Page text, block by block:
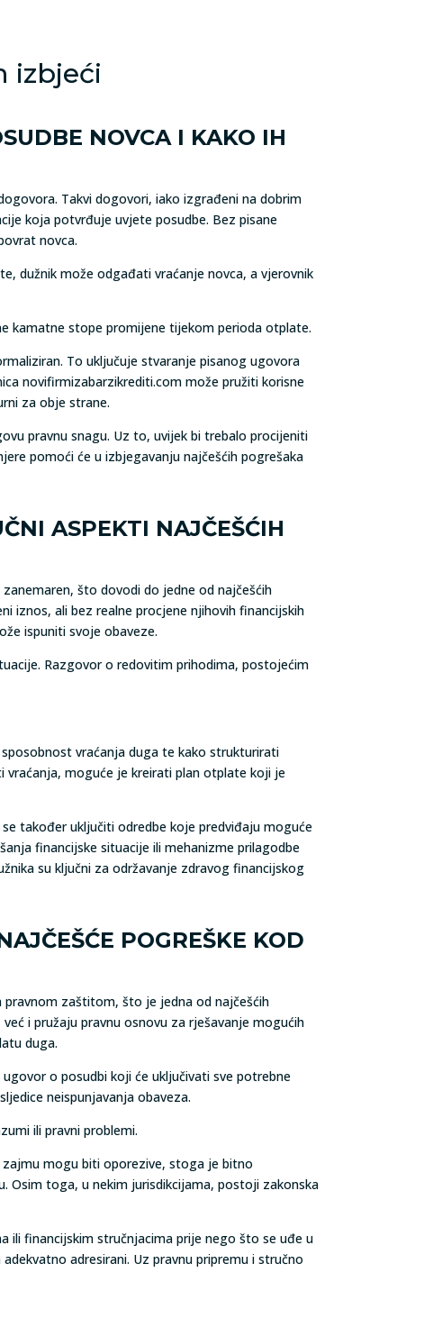
izbjeći
NOVCA I KAKO IH
Takvi dogovori, iako izgrađeni na dobrim
koja potvrđuje uvjete posudbe. Bez pisane
novca.
dužnik može odgađati vraćanje novca, a vjerovnik
kamatne stope promijene tijekom perioda otplate.
To uključuje stvaranje pisanog ugovora
novifirmizabarzikrediti.com može pružiti korisne
za obje strane.
pravnu snagu. Uz to, uvijek bi trebalo procijeniti
pomoći će u izbjegavanju najčešćih pogrešaka
ASPEKTI NAJČEŠĆIH
što dovodi do jedne od najčešćih
iznos, ali bez realne procjene njihovih financijskih
ispuniti svoje obaveze.
Razgovor o redovitim prihodima, postojećim
vraćanja duga te kako strukturirati
vraćanja, moguće je kreirati plan otplate koji je
također uključiti odredbe koje predviđaju moguće
financijske situacije ili mehanizme prilagodbe
su ključni za održavanje zdravog financijskog
POGREŠKE KOD
pravnom zaštitom, što je jedna od najčešćih
i pružaju pravnu osnovu za rješavanje mogućih
duga.
o posudbi koji će uključivati sve potrebne
neispunjavanja obaveza.
ili pravni problemi.
zajmu mogu biti oporezive, stoga je bitno
Osim toga, u nekim jurisdikcijama, postoji zakonska
ili financijskim stručnjacima prije nego što se uđe u
adresirani. Uz pravnu pripremu i stručno